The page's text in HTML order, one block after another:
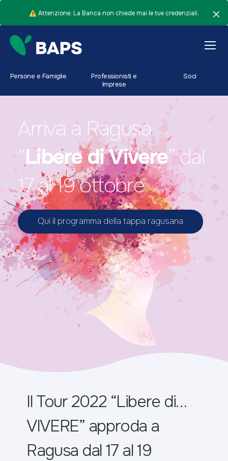
⚠️ Attenzione: La Banca non chiede mai le tue credenziali.
Persone e Famiglie
Professionisti e
Imprese
Soci
Arriva a Ragusa
“Libere di Vivere” dal
17 al 19 ottobre
Qui il programma della tappa ragusana
Il Tour 2022 “Libere di…
VIVERE” approda a
Ragusa dal 17 al 19